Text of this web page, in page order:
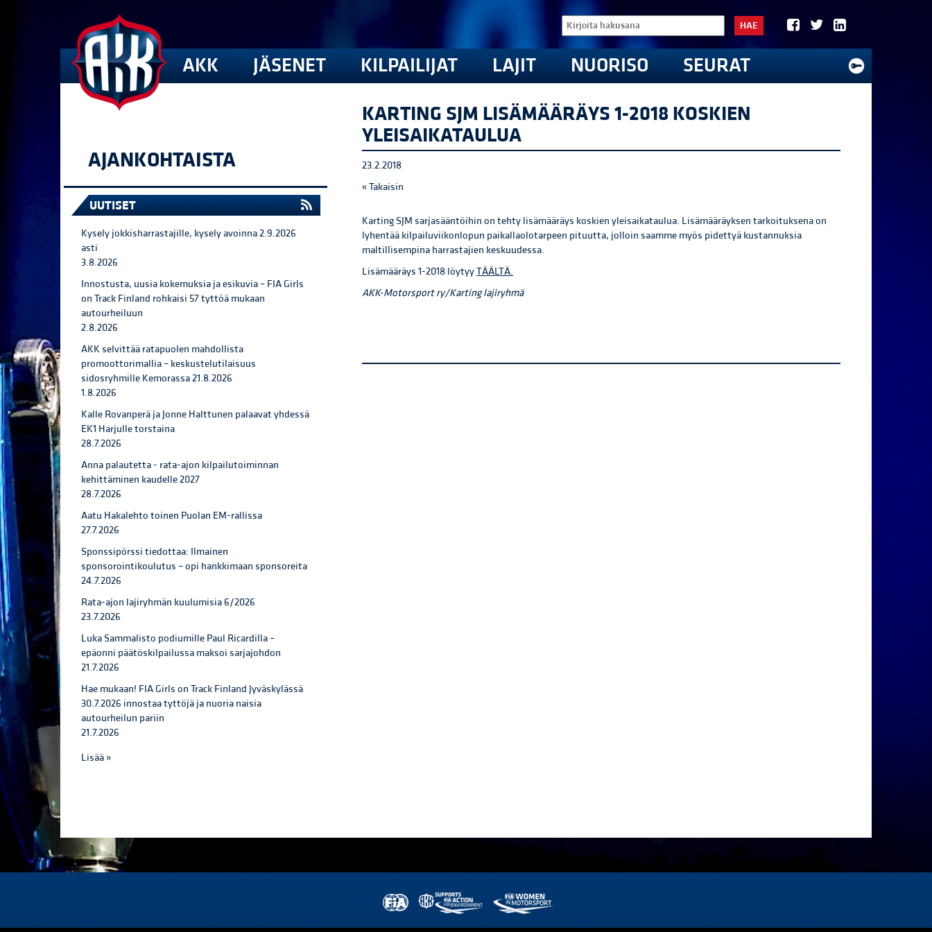
HAE
AKK JÄSENET KILPAILIJAT LAJIT NUORISO SEURAT
AJANKOHTAISTA
UUTISET
Kysely jokkisharrastajille, kysely avoinna 2.9.2026
asti
3.8.2026
Innostusta, uusia kokemuksia ja esikuvia – FIA Girls
on Track Finland rohkaisi 57 tyttöä mukaan
autourheiluun
2.8.2026
AKK selvittää ratapuolen mahdollista
promoottorimallia – keskustelutilaisuus
sidosryhmille Kemorassa 21.8.2026
1.8.2026
Kalle Rovanperä ja Jonne Halttunen palaavat yhdessä
EK1 Harjulle torstaina
28.7.2026
Anna palautetta - rata-ajon kilpailutoiminnan
kehittäminen kaudelle 2027
28.7.2026
Aatu Hakalehto toinen Puolan EM-rallissa
27.7.2026
Sponssipörssi tiedottaa: Ilmainen
sponsorointikoulutus – opi hankkimaan sponsoreita
24.7.2026
Rata-ajon lajiryhmän kuulumisia 6/2026
23.7.2026
Luka Sammalisto podiumille Paul Ricardilla –
epäonni päätöskilpailussa maksoi sarjajohdon
21.7.2026
Hae mukaan! FIA Girls on Track Finland Jyväskylässä
30.7.2026 innostaa tyttöjä ja nuoria naisia
autourheilun pariin
21.7.2026
Lisää »
KARTING SJM LISÄMÄÄRÄYS 1-2018 KOSKIEN
YLEISAIKATAULUA
23.2.2018
« Takaisin
Karting SJM sarjasääntöihin on tehty lisämääräys koskien yleisaikataulua. Lisämääräyksen tarkoituksena on
lyhentää kilpailuviikonlopun paikallaolotarpeen pituutta, jolloin saamme myös pidettyä kustannuksia
maltillisempina harrastajien keskuudessa.
Lisämääräys 1-2018 löytyyTÄÄLTÄ.
AKK-Motorsport ry/Karting lajiryhmä